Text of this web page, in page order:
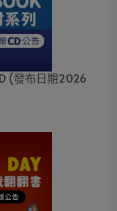
(發布日期2026